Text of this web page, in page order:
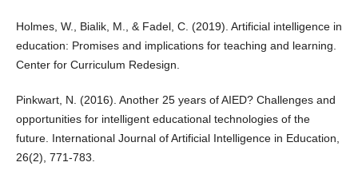
Holmes, W., Bialik, M., & Fadel, C. (2019). Artificial intelligence in
education: Promises and implications for teaching and learning.
Center for Curriculum Redesign.
Pinkwart, N. (2016). Another 25 years of AIED? Challenges and
opportunities for intelligent educational technologies of the
future. International Journal of Artificial Intelligence in Education,
26(2), 771-783.